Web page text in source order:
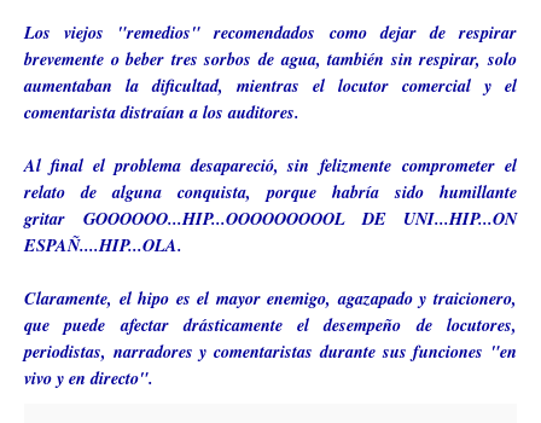
Los viejos "remedios" recomendados como dejar de respirar
brevemente o beber tres sorbos de agua, también sin respirar, solo
aumentaban la dificultad, mientras el locutor comercial y el
comentarista distraían a los auditores.
Al final el problema desapareció, sinfelizmentecomprometer el
relato de alguna conquista, porque habría sido humillante
gritar GOOOOOO...HIP...OOOOOOOOOLDE UNI...HIP...ON
ESPAÑ....HIP...OLA.
Claramente, el hipo es el mayor enemigo, agazapado y traicionero,
que puede afectar drásticamente el desempeño de locutores,
periodistas, narradores y comentaristas durante sus funciones "en
vivo y en directo".